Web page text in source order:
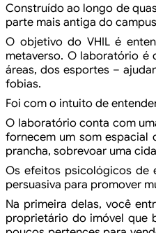
Construído ao longo de
parte mais antiga do
O objetivo do VHIL é
metaverso. O laboratório é
áreas, dos esportes –
fobias.
Foi com o intuito de
O laboratório conta com
fornecem um somespacial
prancha, sobrevoar uma
Os efeitos psicológicos de
persuasiva para promover
Na primeira delas, você
proprietário do imóvel que